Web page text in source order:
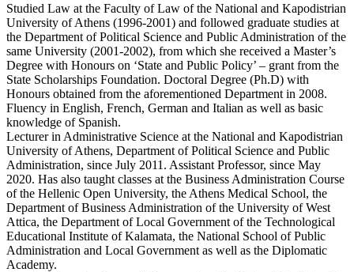
Studied Law at the Faculty of Law of the National and Kapodistrian
University of Athens (1996-2001) and followed graduate studies at
the Department of Political Science and Public Administration of the
same University (2001-2002), from which she received a Master’s
Degree with Honours on ‘State and Public Policy’ – grant from the
State Scholarships Foundation. Doctoral Degree (Ph.D) with
Honours obtained from the aforementioned Department in 2008.
Fluency in English, French, German and Italian as well as basic
knowledge of Spanish.
Lecturer in Administrative Science at the National and Kapodistrian
University of Athens, Department of Political Science and Public
Administration, since July 2011. Assistant Professor, since May
2020. Has also taught classes at the Business Administration Course
of the Hellenic Open University, the Athens Medical School, the
Department of Business Administration of the University of West
Attica, the Department of Local Government of the Technological
Educational Institute of Kalamata, the National School of Public
Administration and Local Government as well as the Diplomatic
Academy.